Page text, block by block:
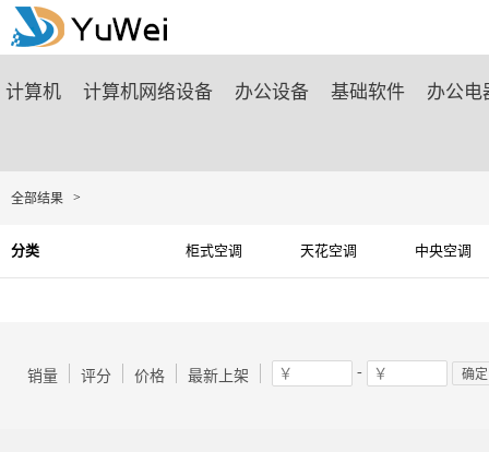
商城首页
计算机 计算机网络设备 办公设备 基础软件 办公电
全部结果 >
分类 柜式空调 天花空调 中央空调
销量 评分 价格 最新上架 - 确定